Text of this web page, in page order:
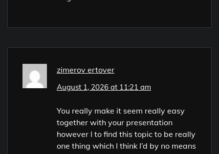
zimerov ertover
August 1, 2026 at 11:21 am
You really make it seem really easy
together with your presentation
however I to find this topic to be really
one thing which I think I’d by no means